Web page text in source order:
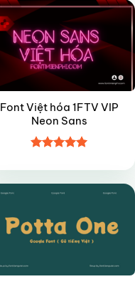
Font Việt hóa 1FTV VIP
Neon Sans
hạng55
sao